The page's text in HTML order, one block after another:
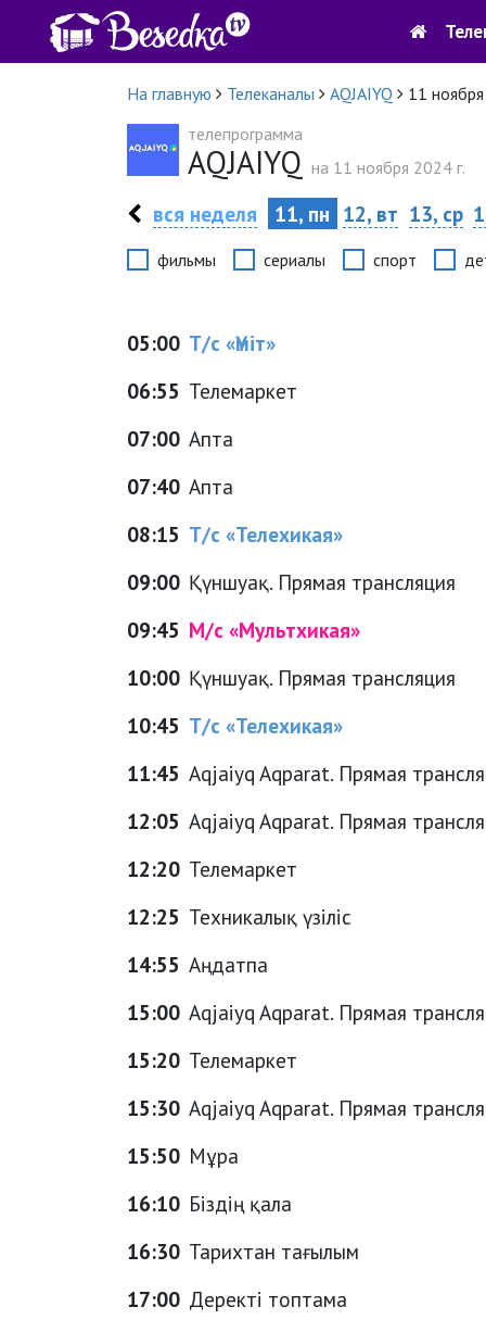
На главную Телеканалы AQJAIYQ
11 ноября
телепрограмма
AQJAIYQ на 11 ноября 2024 г.
вся неделя 11, пн 12, вт 13, ср
фильмы сериалы спорт
05:00 Т/с «Үміт»
06:55 Телемаркет
07:00 Апта
07:40 Апта
08:15 Т/с «Телехикая»
09:00 Қүншуақ. Прямая трансляция
09:45 М/с «Мультхикая»
10:00 Қүншуақ. Прямая трансляция
10:45 Т/с «Телехикая»
11:45 Aqjaiyq Aqparat. Прямая
12:05 Aqjaiyq Aqparat. Прямая
12:20 Телемаркет
12:25 Техникалық үзіліс
14:55 Аңдатпа
15:00 Aqjaiyq Aqparat. Прямая
15:20 Телемаркет
15:30 Aqjaiyq Aqparat. Прямая
15:50 Мұра
16:10 Біздің қала
16:30 Тарихтан тағылым
17:00 Деректі топтама